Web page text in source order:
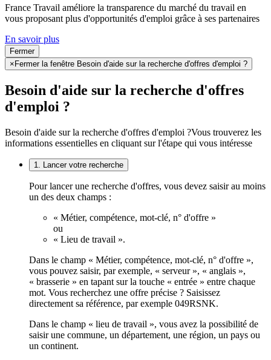
France Travail améliore la transparence du marché du travail en
vous proposant plus d'opportunités d'emploi grâce à ses partenaires
En savoir plus
Fermer
×Fermer la fenêtre Besoin d'aide sur la recherche d'offres d'emploi ?
Besoin d'aide sur la recherche d'offres
d'emploi ?
Besoin d'aide sur la recherche d'offres d'emploi ?Vous trouverez les
informations essentielles en cliquant sur l'étape qui vous intéresse
1. Lancer votre recherche
Pour lancer une recherche d'offres, vous devez saisir au moins
un des deux champs :
« Métier, compétence, mot-clé, n° d'offre »
ou
« Lieu de travail ».
Dans le champ « Métier, compétence, mot-clé, n° d'offre »,
vous pouvez saisir, par exemple, « serveur », « anglais »,
« brasserie » en tapant sur la touche « entrée » entre chaque
mot. Vous recherchez une offre précise ? Saisissez
directement sa référence, par exemple 049RSNK.
Dans le champ « lieu de travail », vous avez la possibilité de
saisir une commune, un département, une région, un pays ou
un continent.